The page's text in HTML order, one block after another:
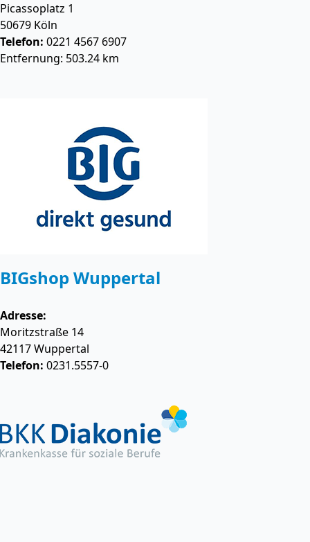
Picassoplatz 1
50679 Köln
Telefon: 0221 4567 6907
Entfernung: 503.24 km
BIGshop Wuppertal
Adresse:
Moritzstraße 14
42117Wuppertal
Telefon: 0231.5557-0